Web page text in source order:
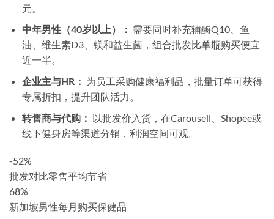
元。
中年男性（40岁以上）： 需要同时补充辅酶Q10、鱼
油、维生素D3、镁和益生菌，组合批发比单瓶购买便宜
近一半。
企业主与HR： 为员工采购健康福利品，批量订单可获得
专属折扣，提升团队活力。
转售商与代购： 以批发价入货，在Carousell、Shopee或
线下健身房等渠道分销，利润空间可观。
-52%
批发对比零售平均节省
68%
新加坡男性每月购买保健品